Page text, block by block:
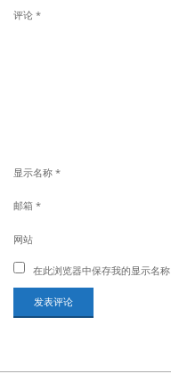
评论 *
显示名称 *
邮箱 *
网站
在此浏览器中保存我的显示名